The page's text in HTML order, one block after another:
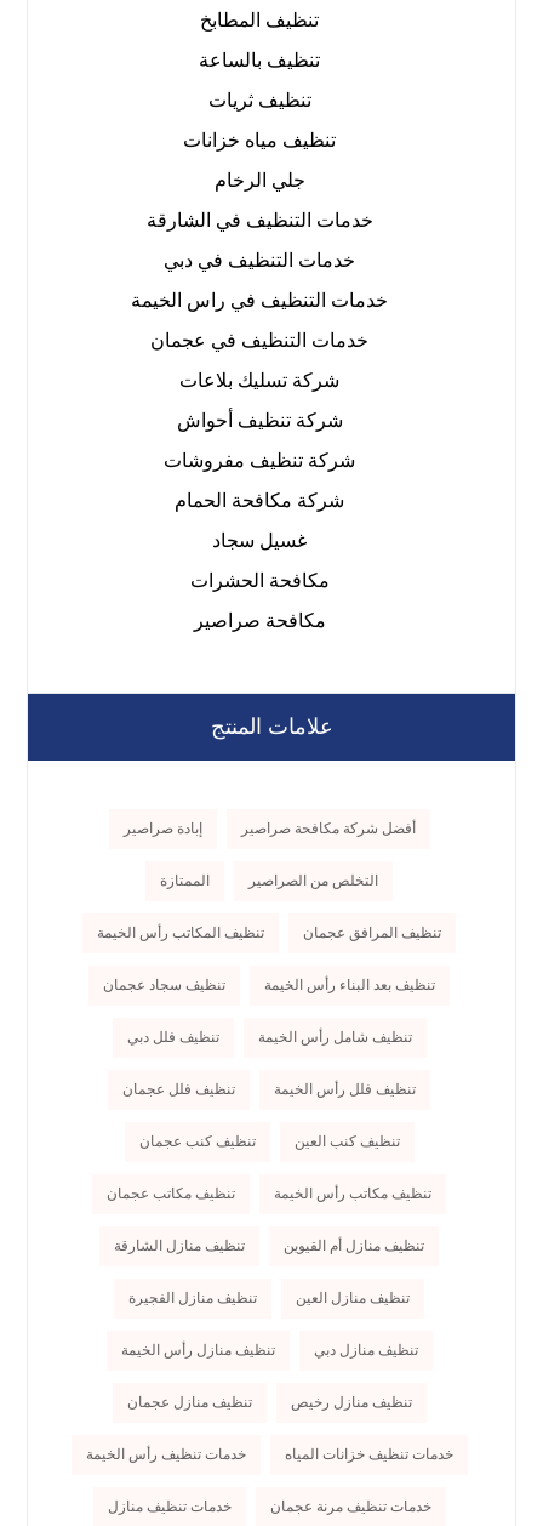
تنظيف المطابخ
تنظيف بالساعة
تنظيف ثريات
تنظيف مياه خزانات
جلي الرخام
خدمات التنظيف في الشارقة
خدمات التنظيف في دبي
خدمات التنظيف في راس الخيمة
خدمات التنظيف في عجمان
شركة تسليك بلاعات
شركة تنظيف أحواش
شركة تنظيف مفروشات
شركة مكافحة الحمام
غسيل سجاد
مكافحة الحشرات
مكافحة صراصير
علامات المنتج
أفضل شركة مكافحة صراصير إبادة صراصير
التخلص من الصراصير الممتازة
تنظيف المرافق عجمان تنظيف المكاتب رأس الخيمة
تنظيف بعد البناء رأس الخيمة تنظيف سجاد عجمان
تنظيف شامل رأس الخيمة تنظيف فلل دبي
تنظيف فلل رأس الخيمة تنظيف فلل عجمان
تنظيف كنب العين تنظيف كنب عجمان
تنظيف مكاتب رأس الخيمة تنظيف مكاتب عجمان
تنظيف منازل أم القيوين تنظيف منازل الشارقة
تنظيف منازل العين تنظيف منازل الفجيرة
تنظيف منازل دبي تنظيف منازل رأس الخيمة
تنظيف منازل رخيص تنظيف منازل عجمان
خدمات تنظيف خزانات المياه خدمات تنظيف رأس الخيمة
خدمات تنظيف مرنة عجمان خدمات تنظيف منازل